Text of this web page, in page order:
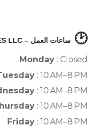
🕑 ساعات العمل – DIGIFEAT TECHNOLOGIES LLC :
Monday : Closed
: 10 AM–8 PM
: 10 AM–8 PM
: 10 AM–8 PM
Friday : 10 AM–8 PM